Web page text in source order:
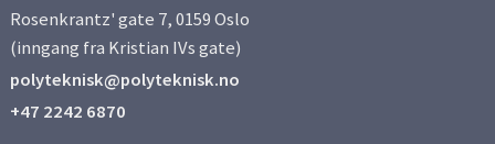
Rosenkrantz' gate 7, 0159 Oslo
(inngang fra Kristian IVs gate)
polyteknisk@polyteknisk.no
+47 2242 6870